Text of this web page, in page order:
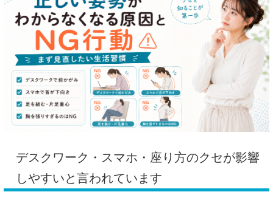
デスクワーク・スマホ・座り方のクセが影響
しやすいと言われています